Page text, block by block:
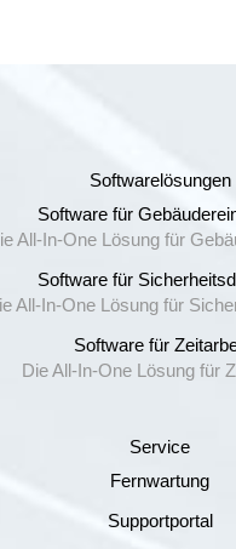
Softwarelösungen
Software für
All-In-One Lösung für
Software für
All-In-One Lösung für
Software für
Die All-In-One Lösung für
Service
Fernwartung
Supportportal